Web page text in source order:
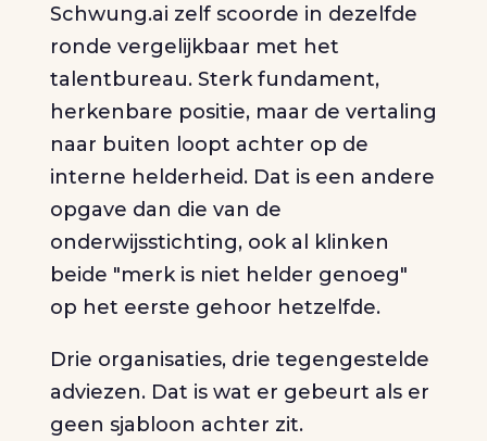
Schwung.ai zelf scoorde in dezelfde
ronde vergelijkbaar met het
talentbureau. Sterk fundament,
herkenbare positie, maar de vertaling
naar buiten loopt achter op de
interne helderheid. Dat is een andere
opgave dan die van de
onderwijsstichting, ook al klinken
beide "merk is niet helder genoeg"
op het eerste gehoor hetzelfde.
Drie organisaties, drie tegengestelde
adviezen. Dat is wat er gebeurt als er
geen sjabloon achter zit.